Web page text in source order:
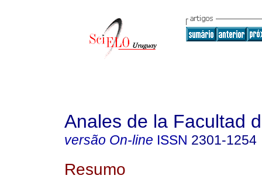
Anales de la Facultad
versão On-line ISSN 2301-1254
Resumo